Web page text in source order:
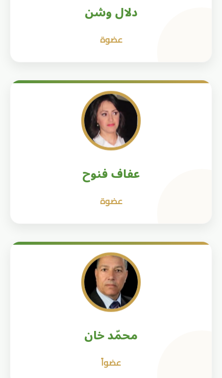
دلال وشن
عضوة
عفاف فنوح
عضوة
محمّد خان
عضواً